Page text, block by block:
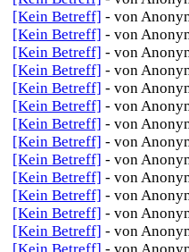
[Kein Betreff] - von
[Kein Betreff] - von
[Kein Betreff] - von
[Kein Betreff] - von
[Kein Betreff] - von
[Kein Betreff] - von
[Kein Betreff] - von
[Kein Betreff] - von
[Kein Betreff] - von
[Kein Betreff] - von
[Kein Betreff] - von
[Kein Betreff] - von
[Kein Betreff] - von